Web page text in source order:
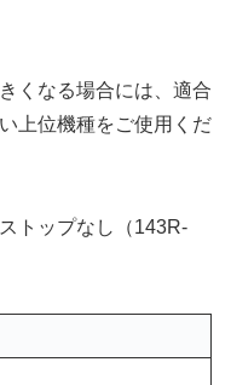
くなる場合には、適合
上位機種をご使用くだ
トップなし（143R-